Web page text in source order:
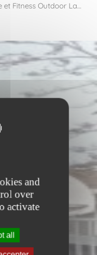
and
over
activate
all
et Fitness Outdoor La…